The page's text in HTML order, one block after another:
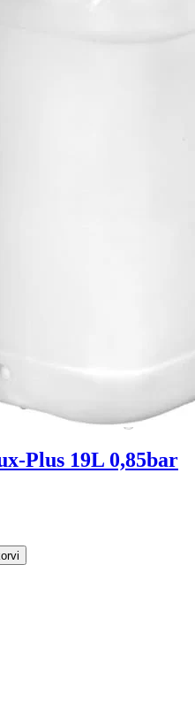
Plus 19L 0,85bar